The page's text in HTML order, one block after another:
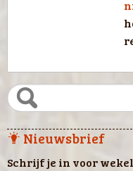
Nieuwsbrief
Schrijf je in voor